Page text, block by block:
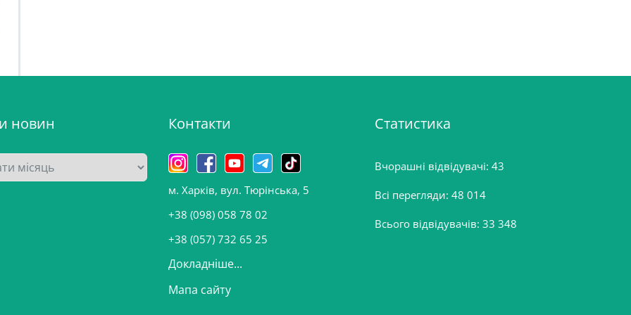
новин Контакти
м. Харків, вул. Тюрінська, 5
+38 (098) 058 78 02
+38 (057) 732 65 25
Докладніше...
Мапа сайту
Статистика
Вчорашні відвідувачі: 43
Всі перегляди: 48 014
Всього відвідувачів: 33 348